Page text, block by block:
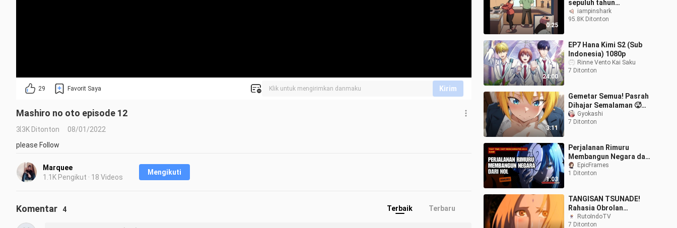
29 Favorit Saya Kirim
Mashiro no oto episode 12
3.3K Ditonton
08/01/2022
please Follow
Marquee
1.1K Pengikut · 18 Videos
Mengikuti
0:25
sepuluh tahun
kemudian? !
iampinshark
95.8K Ditonton
24:00
EP7 Hana Kimi S2 (Sub
Indonesia) 1080p
Rinne Vento Kai Saku
7 Ditonton
3:11
Gemetar Semua! Pasrah
Dihajar Semalaman 🥵🥵
💦 Gyokashi
7 Ditonton
1:03
Perjalanan Rimuru
Membangun Negara dari
NolEpicFrames
1 Ditonton
TANGISAN TSUNADE!
Rahasia Obrolan
Terakhir Jiraiya &
Tsunade Yang Bikin Air
RutoIndoTV
7 Ditonton
Komentar 4 Terbaik Terbaru